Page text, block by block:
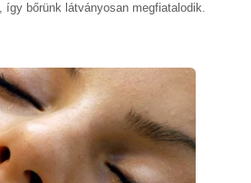
így bőrünk látványosan megfiatalodik.